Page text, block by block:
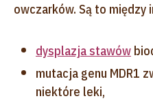
owczarków. Są to między
dysplazja stawów
mutacja genu MDR1
niektóre leki,